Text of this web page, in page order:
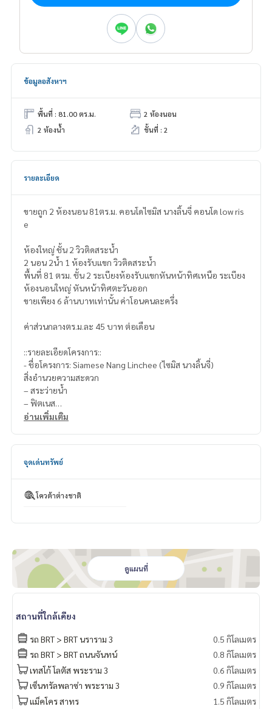
ข้อมูลอสังหาฯ
พื้นที่ : 81.00 ตร.ม.
2 ห้องนอน
2 ห้องน้ำ
ชั้นที่ : 2
รายละเอียด
ขายถูก 2 ห้องนอน 81ตร.ม. คอนโดไซมิส นางลิ้นจี่ คอนโด low ris
e
ห้องใหญ่ ชั้น 2 วิวติดสระน้ำ
2 นอน 2น้ำ 1 ห้องรับแขก วิวติดสระน้ำ
พื้นที่ 81 ตรม. ชั้น 2 ระเบียงห้องรับแขกหันหน้าทิศเหนือ ระเบียง
ห้องนอนใหญ่ หันหน้าทิศตะวันออก
ขายเพียง 6 ล้านบาทเท่านั้น ค่าโอนคนละครึ่ง
ค่าส่วนกลางตร.ม.ละ 45 บาท ต่อเดือน
::รายละเอียดโครงการ::
- ชื่อโครงการ: Siamese Nang Linchee (ไซมิส นางลิ้นจี่)
สิ่งอำนวยความสะดวก
– สระว่ายน้ำ
– ฟิตเนส
– ร้านกาแฟ
– สวนหย่อม
::สถานที่ใกล้เคียง::
5.แม็คโคร สาธร
=================================
ติดต่อ น้องบี เบอร์โทร064-182-6999
สนใจ เช่า – ซื้อ ติดต่อ Line ID: @superb-estate
https://lin.ee/luSfAxh
สนใจฝากทรัพย์เช่า – ขาย ติดต่อ Line ID: @superbestate
https://lin.ee/K5iYwEr
=================================
ESID-00074
อ่านเพิ่มเติม
จุดเด่นทรัพย์
โควต้าต่างชาติ
ดูแผนที่
สถานที่ใกล้เคียง
รถ BRT > BRT นราราม 3
0.5 กิโลเมตร
รถ BRT > BRT ถนนจันทน์
0.8 กิโลเมตร
เทสโก้ โลตัส พระราม 3
0.6 กิโลเมตร
เซ็นทรัลพลาซ่า พระราม 3
0.9 กิโลเมตร
แม็คโคร สาทร
1.5 กิโลเมตร